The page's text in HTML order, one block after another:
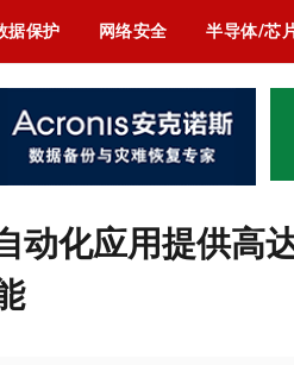
据保护 网络安全 半导体/芯
动化应用提供高